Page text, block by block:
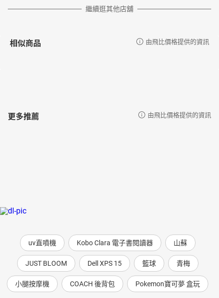
繼續逛其他店舖
相似商品 由飛比價格提供的資訊
更多推薦 由飛比價格提供的資訊
uv直噴機 Kobo Clara 電子書閱讀器 山蘇
JUST BLOOM Dell XPS 15 籃球 青梅
小腿按摩機 COACH 後背包 Pokemon寶可夢 盒玩